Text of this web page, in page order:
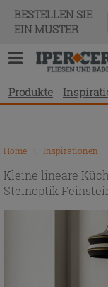
BESTELLEN SIE
EIN MUSTER
Produkte
Home Inspirationen
Kleine lineare
Steinoptik